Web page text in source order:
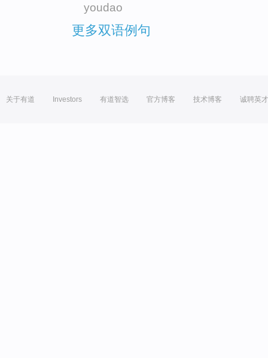
youdao
更多双语例句
关于有道 Investors 有道智选 官方博客 技术博客 诚聘英才